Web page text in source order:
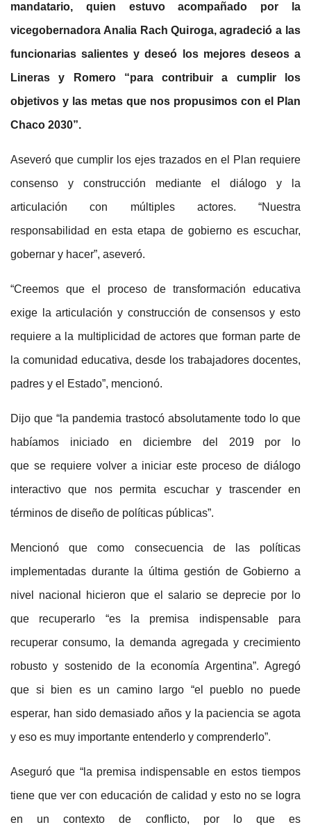
mandatario, quien estuvo acompañado por la
vicegobernadora Analia Rach Quiroga, agradeció a las
funcionarias salientes y deseó los mejores deseos a
Lineras y Romero “para contribuir a cumplir los
objetivos y las metas que nos propusimos con el Plan
Chaco 2030”.
Aseveró que cumplir los ejes trazados en el Plan requiere
consenso y construcción mediante el diálogo y la
articulación con múltiples actores. “Nuestra
responsabilidad en esta etapa de gobierno es escuchar,
gobernar y hacer”, aseveró.
“Creemos que el proceso de transformación educativa
exige la articulación y construcción de consensos y esto
requiere a la multiplicidad de actores que forman parte de
la comunidad educativa, desde los trabajadores docentes,
padres y el Estado”, mencionó.
Dijo que “la pandemia trastocó absolutamente todo lo que
habíamos iniciado en diciembre del 2019 por lo
que se requiere volver a iniciar este proceso de diálogo
interactivo que nos permita escuchar y trascender en
términos de diseño de políticas públicas”.
Mencionó que como consecuencia de las políticas
implementadas durante la última gestión de Gobierno a
nivel nacional hicieron que el salario se deprecie por lo
que recuperarlo “es la premisa indispensable para
recuperar consumo, la demanda agregada y crecimiento
robusto y sostenido de la economía Argentina”. Agregó
que si bien es un camino largo “el pueblo no puede
esperar, han sido demasiado años y la paciencia se agota
y eso es muy importante entenderlo y comprenderlo”.
Aseguró que “la premisa indispensable en estos tiempos
tiene que ver con educación de calidad y esto no se logra
en un contexto de conflicto, por lo que es